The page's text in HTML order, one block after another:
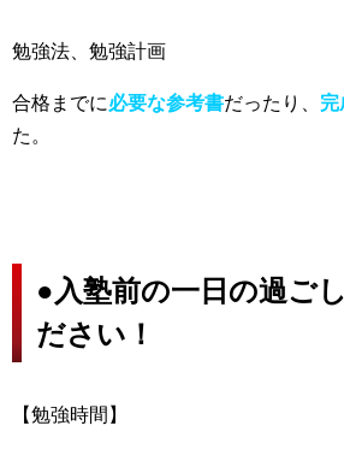
勉強法、勉強計画
合格までに必要な参考書だったり、 完
た。
●入塾前の一日の過ご
ださい！
【勉強時間】